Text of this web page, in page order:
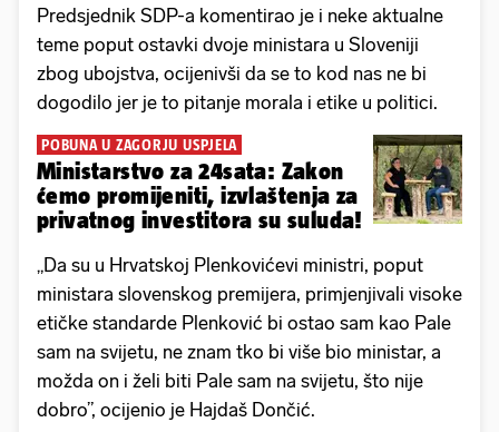
Predsjednik SDP-a komentirao je i neke aktualne
teme poput ostavki dvoje ministara u Sloveniji
zbog ubojstva, ocijenivši da se to kod nas ne bi
dogodilo jer je to pitanje morala i etike u politici.
POBUNA U ZAGORJU USPJELA
Ministarstvo za 24sata: Zakon
ćemo promijeniti, izvlaštenja za
privatnog investitora su suluda!
„Da su u Hrvatskoj Plenkovićevi ministri, poput
ministara slovenskog premijera, primjenjivali visoke
etičke standarde Plenković bi ostao sam kao Pale
sam na svijetu, ne znam tko bi više bio ministar, a
možda on i želi biti Pale sam na svijetu, što nije
dobro”, ocijenio je Hajdaš Dončić.